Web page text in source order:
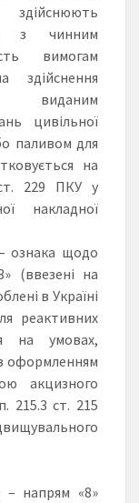
з чинним
вимогам
здійснення
виданим
цивільної
паливом для
на
229 ПКУ у
накладної
ознака щодо
(ввезені на
в Україні
реактивних
на умовах,
оформленням
акцизного
215.3 ст. 215
– напрям «8»